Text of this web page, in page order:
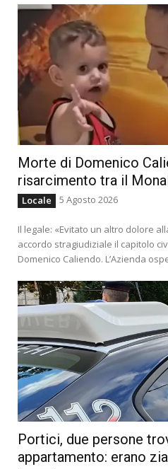
Morte di Domenico
risarcimento tra il
Locale 5 Agosto 2026
Il legale: «Evitato un altro dolore
accordo stragiudiziale il capitolo
Domenico Caliendo. L’Azienda
Portici, due persone
appartamento: erano